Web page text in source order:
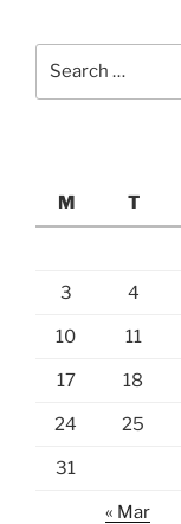
M
T
3 4
10 11
17 18
24 25
31
« Mar